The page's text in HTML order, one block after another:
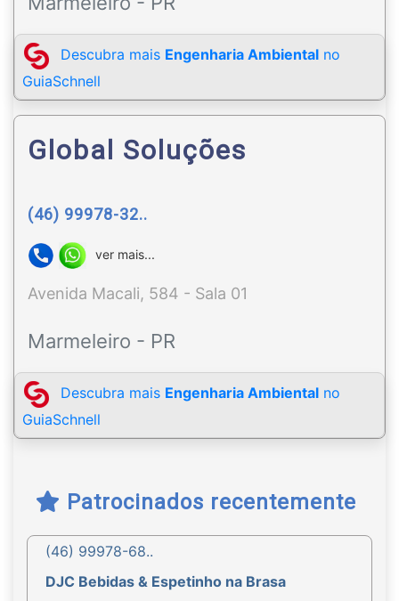
Descubra mais Engenharia Ambiental no
GuiaSchnell
Global Soluções
(46) 99978-32..
ver mais...
Avenida Macali, 584 - Sala 01
Marmeleiro - PR
Descubra mais Engenharia Ambiental no
GuiaSchnell
Patrocinados recentemente
(46) 99978-68..
DJC Bebidas & Espetinho na Brasa